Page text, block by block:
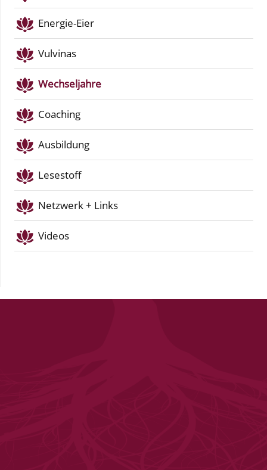
Energie-Eier
Vulvinas
Wechseljahre
Coaching
Ausbildung
Lesestoff
Netzwerk + Links
Videos